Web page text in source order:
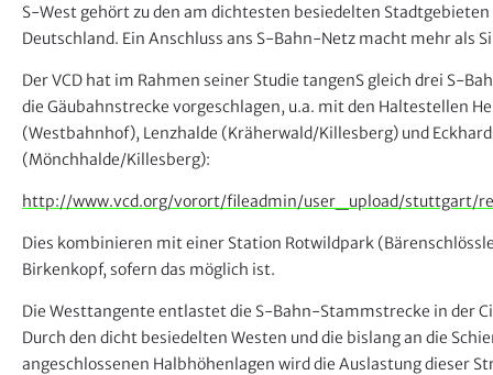
S-West gehört zu den am dichtesten besiedelten Stadtgebieten
Deutschland. Ein Anschluss ans S-Bahn-Netz macht mehr als
Der VCD hat im Rahmen seiner Studie tangenS gleich drei S-
die Gäubahnstrecke vorgeschlagen, u.a. mit den Haltestellen
(Westbahnhof), Lenzhalde (Kräherwald/Killesberg) und
(Mönchhalde/Killesberg):
http://www.vcd.org/vorort/fileadmin/user_upload/stuttgart/
Dies kombinieren mit einer Station Rotwildpark
Birkenkopf, sofern das möglich ist.
Die Westtangente entlastet die S-Bahn-Stammstrecke in der
Durch den dicht besiedelten Westen und die bislang an die
angeschlossenen Halbhöhenlagen wird die Auslastung dieser